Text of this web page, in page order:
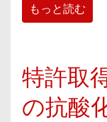
もっと読む
特許取
の抗酸